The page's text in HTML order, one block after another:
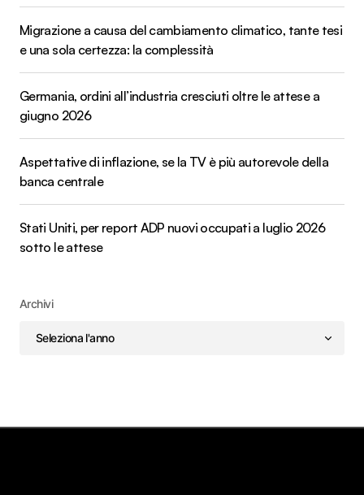
Migrazione a causa del cambiamento climatico, tante tesi
e una sola certezza: la complessità
Germania, ordini all’industria cresciuti oltre le attese a
giugno 2026
Aspettative di inflazione, se la TV è più autorevole della
banca centrale
Stati Uniti, per report ADP nuovi occupati a luglio 2026
sotto le attese
Archivi